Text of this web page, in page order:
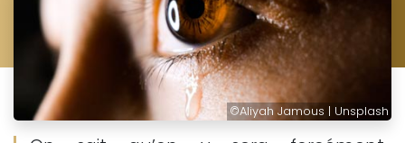
©Aliyah Jamous | Unsplash